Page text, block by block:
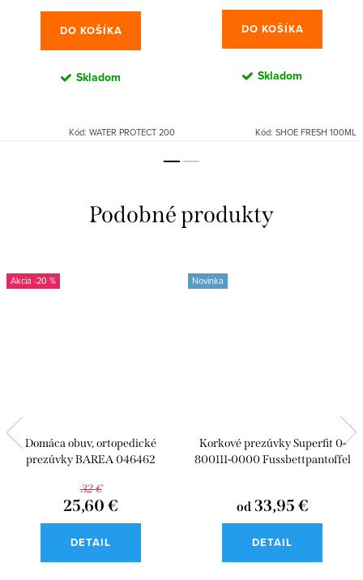
DO KOŠÍKA
Skladom
Kód: WATER PROTECT 200
DO KOŠÍKA
Skladom
Kód: SHOE FRESH 100ML
-20 %
Domáca obuv, ortopedické
prezúvky BAREA 046462
32 €
25,60 €
DETAIL
Novinka
Korkové prezúvky Superfit 0-
800111-0000 Fussbettpantoffel
od33,95 €
DETAIL